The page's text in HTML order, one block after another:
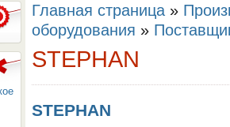
Главная страница »
оборудования »
STEPHAN
STEPHAN